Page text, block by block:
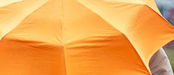
Content